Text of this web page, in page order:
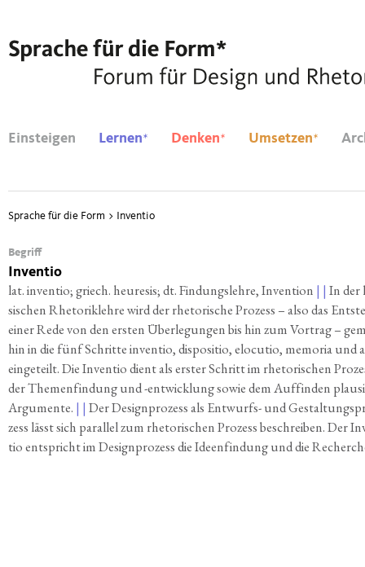
Einsteigen Lernen* Denken* Umsetzen*
Sprache für die Form > Inventio
Begriff
Inventio
lat. inven­tio; griech. heu­re­sis; dt. Fin­dungs­leh­re, Inven­ti­on | | In der
si­schen Rhe­to­rik­leh­re wird der rhe­to­ri­sche Pro­zess – also das
einer Rede von den ers­ten Über­le­gun­gen bis hin zum Vor­trag –
hin in die fünf Schrit­te inven­tio, dis­po­si­tio, elo­cu­tio, memo­ria und
ein­ge­teilt. Die Inven­tio dient als ers­ter Schritt im rhe­to­ri­schen
der The­men­fin­dung und -ent­wick­lung sowie dem Auf­fin­den
Argu­men­te. | | Der Design­pro­zess als Ent­wurfs- und
zess lässt sich par­al­lel zum rhe­to­ri­schen Pro­zess beschrei­ben. Der
tio ent­spricht im Design­pro­zess die Ideen­fin­dung und die